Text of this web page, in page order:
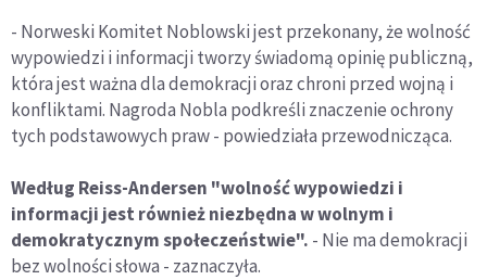
- Norweski Komitet Noblowski jest przekonany, że wolność
wypowiedzi i informacji tworzy świadomą opinię publiczną,
która jest ważna dla demokracji oraz chroni przed wojną i
konfliktami. Nagroda Nobla podkreśli znaczenie ochrony
tych podstawowych praw - powiedziała przewodnicząca.
Według Reiss-Andersen "wolność wypowiedzi i
informacji jest również niezbędna w wolnym i
demokratycznym społeczeństwie". - Nie ma demokracji
bez wolności słowa - zaznaczyła.